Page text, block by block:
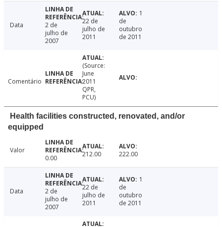
Data
2 de
julho de
2007
22 de
julho de
2011
1
de
outubro
de 2011
Comentário
(Source:
June
2011
QPR,
PCU)
Health facilities constructed, renovated, and/or
equipped
Valor
0.00
212.00 222.00
Data
2 de
julho de
2007
22 de
julho de
2011
1
de
outubro
de 2011